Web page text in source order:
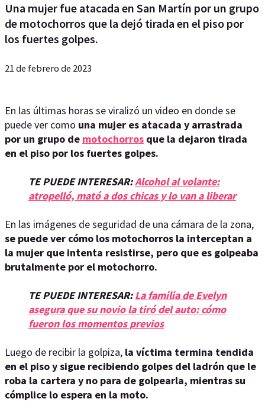
Una mujer fue atacada en San Martín por un grupo
de motochorros que la dejó tirada en el piso por
los fuertes golpes.
21 de febrero de 2023
En las últimas horas se viralizó un video en donde se
puede ver como una mujer es atacada y arrastrada
por un grupo de motochorros que la dejaron tirada
en el piso por los fuertes golpes.
TE PUEDE INTERESAR:Alcohol al volante:
atropelló, mató a dos chicas y lo van a liberar
En las imágenes de seguridad de una cámara de la zona,
se puede ver cómo los motochorros la interceptan a
la mujer que intenta resistirse, pero que es golpeaba
brutalmente por el motochorro.
TE PUEDE INTERESAR:La familia de Evelyn
asegura que su novio la tiró del auto: cómo
fueron los momentos previos
Luego de recibir la golpiza, la víctima termina tendida
en el piso y sigue recibiendo golpes del ladrón que le
roba la cartera y no para de golpearla, mientras su
cómplice lo espera en la moto.